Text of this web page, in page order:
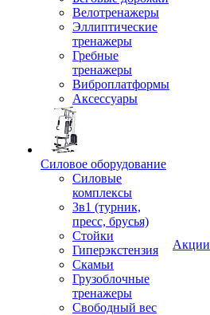
Велотренажеры
Эллиптические
тренажеры
Гребные
тренажеры
Виброплатформы
Аксессуары
Силовое оборудование
Силовые
комплексы
3в1 (турник,
пресс, брусья)
Стойки
Гиперэкстензия
Скамьи
Грузоблочные
тренажеры
Свободный вес
Акции